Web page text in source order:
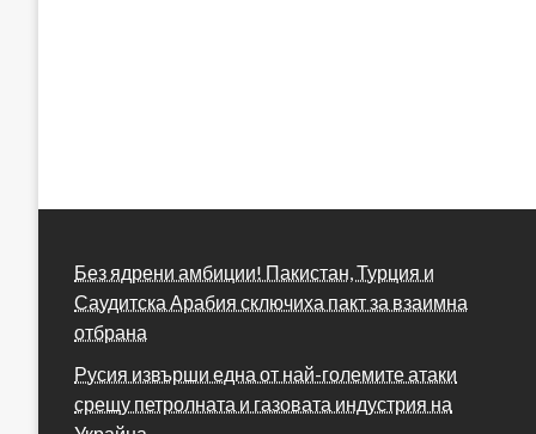
Без ядрени амбиции! Пакистан, Турция и
Саудитска Арабия сключиха пакт за взаимна
отбрана
Русия извърши една от най-големите атаки
срещу петролната и газовата индустрия на